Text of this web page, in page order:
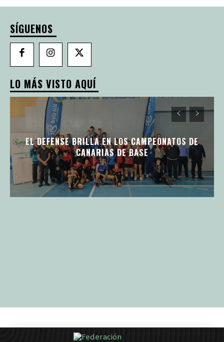
SÍGUENOS
LO MÁS VISTO AQUÍ
EL DEFENSE BRILLA EN LOS CAMPEONATOS DE
CANARIAS DE BASE